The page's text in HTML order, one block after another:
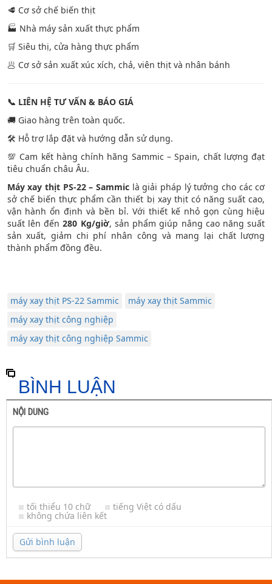
🥩 Cơ sở chế biến thịt
🏭 Nhà máy sản xuất thực phẩm
🛒 Siêu thị, cửa hàng thực phẩm
🥟 Cơ sở sản xuất xúc xích, chả, viên thịt và nhân bánh
📞 LIÊN HỆ TƯ VẤN & BÁO GIÁ
🚚 Giao hàng trên toàn quốc.
🛠️ Hỗ trợ lắp đặt và hướng dẫn sử dụng.
💯 Cam kết hàng chính hãng Sammic – Spain, chất lượng đạt
tiêu chuẩn châu Âu.
Máy xay thịt PS-22 – Sammiclà giải pháp lý tưởng cho các cơ
sở chế biến thực phẩm cần thiết bị xay thịt có năng suất cao,
vận hành ổn định và bền bỉ. Với thiết kế nhỏ gọn cùng hiệu
suất lên đến280 Kg/giờ, sản phẩm giúp nâng cao năng suất
sản xuất, giảm chi phí nhân công và mang lại chất lượng
thành phẩm đồng đều.
máy xay thịt PS-22 Sammic
máy xay thịt Sammic
máy xay thịt công nghiệp
máy xay thịt công nghiệp Sammic
BÌNH LUẬN
NỘI DUNG
tối thiểu 10 chữ tiếng Việt có dấu
không chứa liên kết
Gửi bình luận